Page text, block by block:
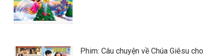
Phim: Câu chuyện về Chúa Giêsu cho